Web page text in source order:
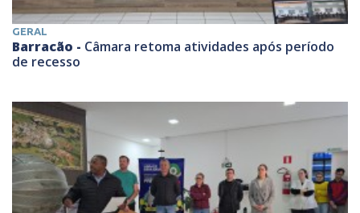
GERAL
Barracão - Câmara retoma atividades após período
de recesso